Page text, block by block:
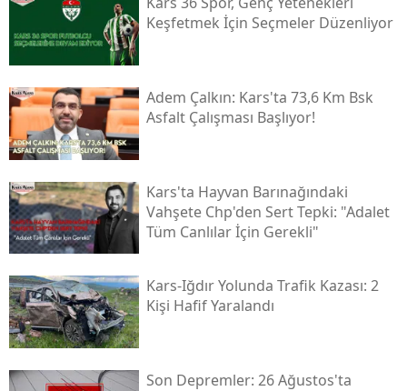
Tekirdağ
Tunceli
Uşak
Van
Bayburt
Keşfetmek İçin Seçmeler Düzenliyor
Adem Çalkın: Kars'ta 73,6 Km Bsk
Asfalt Çalışması Başlıyor!
Kars'ta Hayvan Barınağındaki
Vahşete Chp'den Sert Tepki: "adalet
Tüm Canlılar İçin Gerekli"
Kars-Iğdır Yolunda Trafik Kazası: 2
Kişi Hafif Yaralandı
Son Depremler: 26 Ağustos'ta